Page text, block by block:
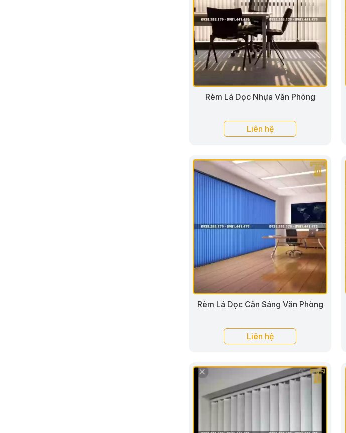
Rèm Lá Dọc Nhựa Văn Phòng
Liên hệ
Rèm Lá Dọc Cản Sáng Văn Phòng
Liên hệ